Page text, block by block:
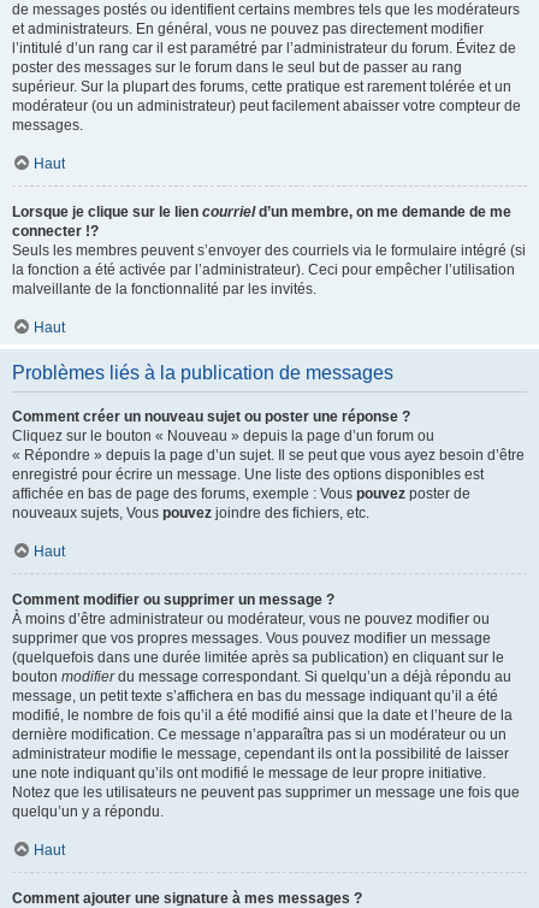
de messages postés ou identifient certains membres tels que les modérateurs
et administrateurs. En général, vous ne pouvez pas directement modifier
l’intitulé d’un rang car il est paramétré par l’administrateur du forum. Évitez de
poster des messages sur le forum dans le seul but de passer au rang
supérieur. Sur la plupart des forums, cette pratique est rarement tolérée et un
modérateur (ou un administrateur) peut facilement abaisser votre compteur de
messages.
Haut
Lorsque je clique sur le lien courrield’un membre, on me demande de me
connecter !?
Seuls les membres peuvent s’envoyer des courriels via le formulaire intégré (si
la fonction a été activée par l’administrateur). Ceci pour empêcher l’utilisation
malveillante de la fonctionnalité par les invités.
Haut
Problèmes liés à la publication de messages
Comment créer un nouveau sujet ou poster une réponse ?
Cliquez sur le bouton « Nouveau » depuis la page d’un forum ou
« Répondre » depuis la page d’un sujet. Il se peut que vous ayez besoin d’être
enregistré pour écrire un message. Une liste des options disponibles est
affichée en bas de page des forums, exemple : Vous pouvez poster de
nouveaux sujets, Vous pouvez joindre des fichiers, etc.
Haut
Comment modifier ou supprimer un message ?
À moins d’être administrateur ou modérateur, vous ne pouvez modifier ou
supprimer que vos propres messages. Vous pouvez modifier un message
(quelquefois dans une durée limitée après sa publication) en cliquant sur le
bouton modifierdu message correspondant. Si quelqu’un a déjà répondu au
message, un petit texte s’affichera en bas du message indiquant qu’il a été
modifié, le nombre de fois qu’il a été modifié ainsi que la date et l’heure de la
dernière modification. Ce message n’apparaîtra pas si un modérateur ou un
administrateur modifie le message, cependant ils ont la possibilité de laisser
une note indiquant qu’ils ont modifié le message de leur propre initiative.
Notez que les utilisateurs ne peuvent pas supprimer un message une fois que
quelqu’un y a répondu.
Haut
Comment ajouter une signature à mes messages ?